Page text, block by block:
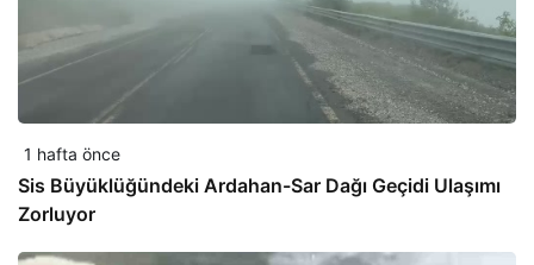
1 hafta önce
Sis Büyüklüğündeki Ardahan-Sar Dağı Geçidi Ulaşımı
Zorluyor